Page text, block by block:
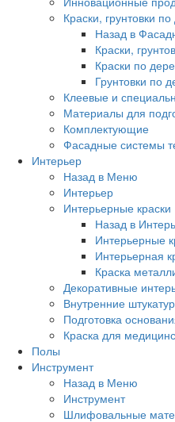
Краски, грунтовки
Назад в
Краски,
Краски по
Грунтовки по
Клеевые и
Материалы для
Комплектующие
Фасадные системы
Интерьер
Назад в Меню
Интерьер
Интерьерные краски
Назад в
Интерьерные
Интерьерная
Краска
Декоративные
Внутренние
Подготовка
Краска для
Полы
Инструмент
Назад в Меню
Инструмент
Шлифовальные